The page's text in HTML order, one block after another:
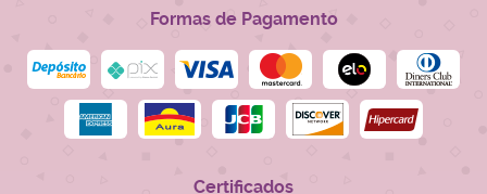
Formas de Pagamento
Certificados